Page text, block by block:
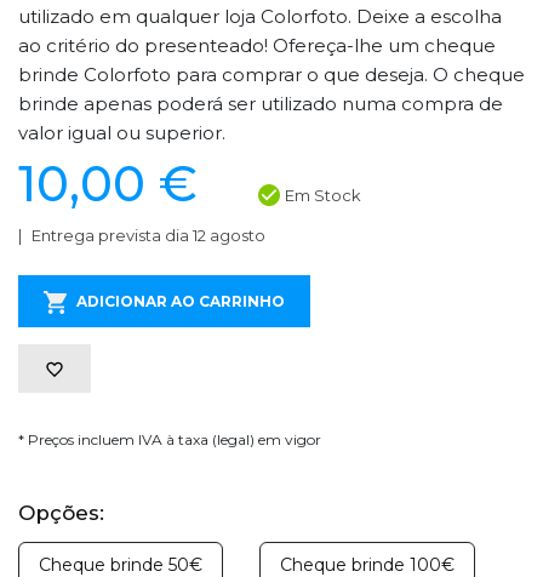
utilizado em qualquer loja Colorfoto. Deixe a escolha
ao critério do presenteado! Ofereça-lhe um cheque
brinde Colorfoto para comprar o que deseja. O cheque
brinde apenas poderá ser utilizado numa compra de
valor igual ou superior.
10,00 € Em Stock
Entrega prevista dia 12 agosto
ADICIONAR AO CARRINHO
* Preços incluem IVA à taxa (legal) em vigor
Opções:
Cheque brinde 50€ Cheque brinde 100€